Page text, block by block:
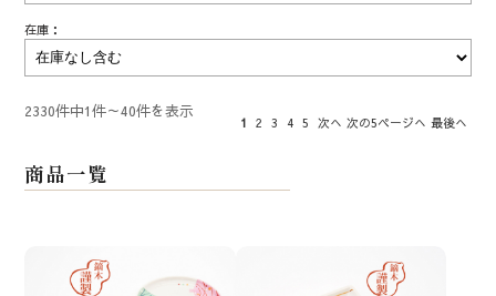
在庫：
2330件中1件～40件を表示
1 2 3 4 5 次へ 次の5ページへ 最後へ
商品一覧